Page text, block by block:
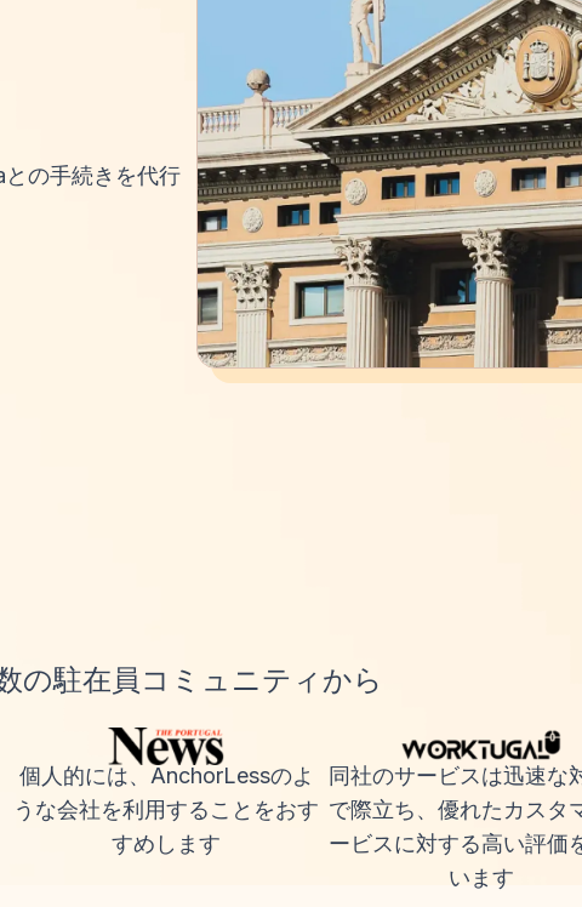
との手続きを代行
の駐在員コミュニティから
個人的には、 AnchorLessのよ
うな会社を利用することをおす
すめします
同社のサービスは迅速な
で際立ち、優れたカスタ
ービスに対する高い評価
います